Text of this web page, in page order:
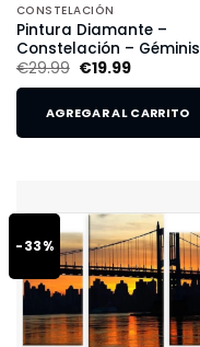
CONSTELACIÓN
Pintura Diamante –
Constelación – Géminis
€29.99 €19.99
AGREGAR AL CARRITO
-33%